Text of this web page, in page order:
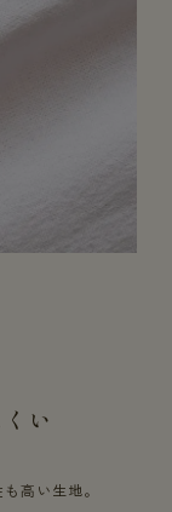
い
高い生地。